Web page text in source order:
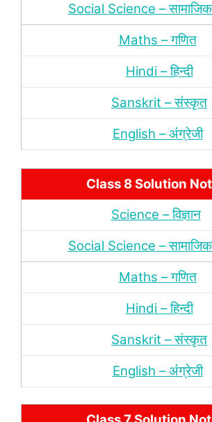
Social Science – सामाजिक
Maths – गणित
Hindi – हिन्‍दी
Sanskrit – संस्‍कृत
English – अंंग्रेजी
Class 8 Solution
Science – विज्ञान
Social Science – सामाजिक
Maths – गणित
Hindi – हिन्‍दी
Sanskrit – संस्‍कृत
English – अंंग्रेजी